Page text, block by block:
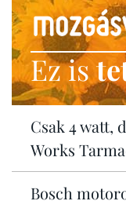
Ez is
Csak 4 watt,
Works
Bosch